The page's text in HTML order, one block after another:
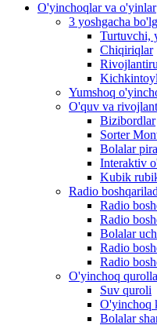
O'yinchoqlar va o'yinlar
3 yoshgacha
Turtuvchi,
Chiqiriqlar
Yumshoq
O'quv va
Bizibordlar
Sorter
Bolalar
Interaktiv
Kubik
Radio
Radio
Radio
Bolalar
Radio
Radio
O'yinchoq
Suv quroli
O'yinchoq
Bolalar